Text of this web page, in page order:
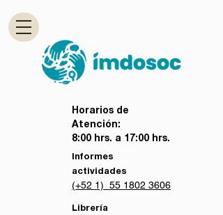
Horarios de
Atención:
8:00 hrs. a 17:00 hrs.
Informes
actividades
(+52 1) 55 1802 3606
Librería